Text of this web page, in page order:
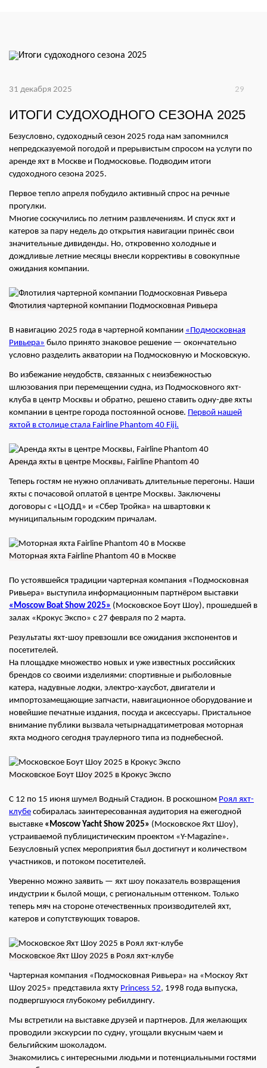
31 декабря 2025 29
ИТОГИ СУДОХОДНОГО СЕЗОНА 2025
Безусловно, судоходный сезон 2025 года нам запомнился
непредсказуемой погодой и прерывистым спросом на услуги по
аренде яхт в Москве и Подмосковье. Подводим итоги
судоходного сезона 2025.
Первое тепло апреля побудило активный спрос на речные
прогулки.
Многие соскучились по летним развлечениям. И спуск яхт и
катеров за пару недель до открытия навигации принёс свои
значительные дивиденды. Но, откровенно холодные и
дождливые летние месяцы внесли коррективы в совокупные
ожидания компании.
Флотилия чартерной компании Подмосковная Ривьера
В навигацию 2025 года в чартерной компании «Подмосковная
Ривьера» было принято знаковое решение — окончательно
условно разделить акватории на Подмосковную и Московскую.
Во избежание неудобств, связанных с неизбежностью
шлюзования при перемещении судна, из Подмосковного яхт-
клуба в центр Москвы и обратно, решено ставить одну-две яхты
компании в центре города постоянной основе. Первой нашей
яхтой в столице стала Fairline Phantom 40 Fiji.
Аренда яхты в центре Москвы, Fairline Phantom 40
Теперь гостям не нужно оплачивать длительные перегоны. Наши
яхты с почасовой оплатой в центре Москвы. Заключены
договоры с «ЦОДД» и «Сбер Тройка» на швартовки к
муниципальным городским причалам.
Моторная яхта Fairline Phantom 40 в Москве
По устоявшейся традиции чартерная компания «Подмосковная
Ривьера» выступила информационным партнёром выставки
«Moscow Boat Show 2025» (Московское Боут Шоу), прошедшей в
залах «Крокус Экспо» с 27 февраля по 2 марта.
Результаты яхт-шоу превзошли все ожидания экспонентов и
посетителей.
На площадке множество новых и уже известных российских
брендов со своими изделиями: спортивные и рыболовные
катера, надувные лодки, электро-хаусбот, двигатели и
импортозамещающие запчасти, навигационное оборудование и
новейшие печатные издания, посуда и аксессуары. Пристальное
внимание публики вызвала четырнадцатиметровая моторная
яхта модного сегодня траулерного типа из поднебесной.
Московское Боут Шоу 2025 в Крокус Экспо
С 12 по 15 июня шумел Водный Стадион. В роскошном Роял яхт-
клубе собиралась заинтересованная аудитория на ежегодной
выставке «Moscow Yacht Show 2025» (Московское Яхт Шоу),
устраиваемой публицистическим проектом «Y-Magazine».
Безусловный успех мероприятия был достигнут и количеством
участников, и потоком посетителей.
Уверенно можно заявить — яхт шоу показатель возвращения
индустрии к былой мощи, с региональным оттенком. Только
теперь мяч на стороне отечественных производителей яхт,
катеров и сопутствующих товаров.
Московское Яхт Шоу 2025 в Роял яхт-клубе
Чартерная компания «Подмосковная Ривьера» на «Москоу Яхт
Шоу 2025» представила яхту Princess 52, 1998 года выпуска,
подвергшуюся глубокому ребилдингу.
Мы встретили на выставке друзей и партнеров. Для желающих
проводили экскурсии по судну, угощали вкусным чаем и
бельгийским шоколадом.
Знакомились с интересными людьми и потенциальными гостями